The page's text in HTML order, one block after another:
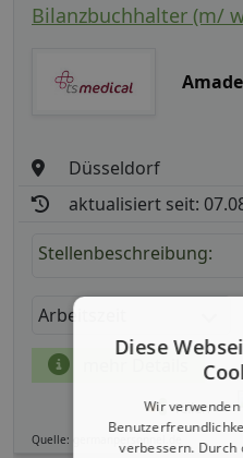
Bilanzbuchhalter (m/
Düsseldorf
aktualisiert seit:
Stellenbeschreibung:
Arbeitszeit
Teilen
Quelle: germanpersonnel.de
Diese
Wir
verbessern. Durch